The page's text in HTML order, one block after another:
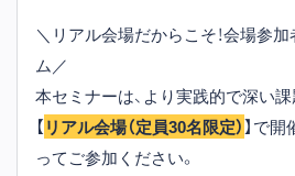
＼リアル会場だからこそ！会場参
ム／
本セミナーは、より実践的で深い
【リアル会場（定員30名限定）】で
ってご参加ください。